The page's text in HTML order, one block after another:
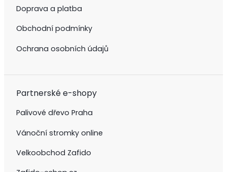
Doprava a platba
Obchodní podmínky
Ochrana osobních údajů
Partnerské e-shopy
Palivové dřevo Praha
Vánoční stromky online
Velkoobchod Zafido